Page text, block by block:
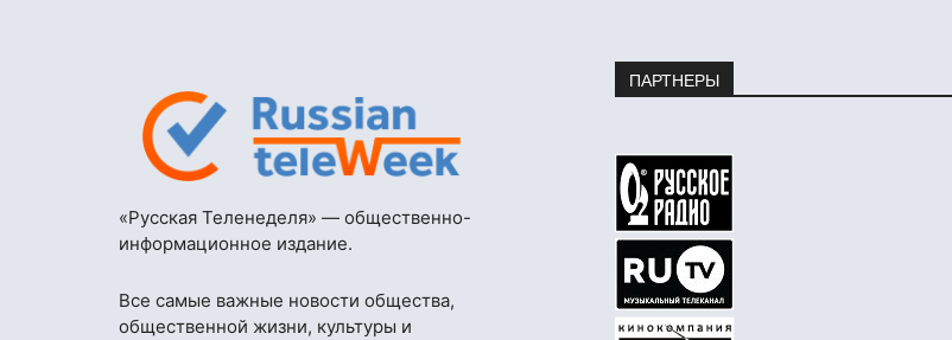
«Русская Теленеделя» — общественно-
информационное издание.
Все самые важные новости общества,
общественной жизни, культуры и
ПАРТНЕРЫ